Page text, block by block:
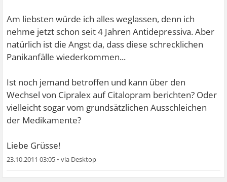
Am liebsten würde ich alles weglassen, denn ich
nehme jetzt schon seit 4 Jahren Antidepressiva. Aber
natürlich ist die Angst da, dass diese schrecklichen
Panikanfälle wiederkommen...
Ist noch jemand betroffen und kann über den
Wechsel von Cipralex auf Citalopram berichten? Oder
vielleicht sogar vom grundsätzlichen Ausschleichen
der Medikamente?
Liebe Grüsse!
23.10.2011 03:05 •